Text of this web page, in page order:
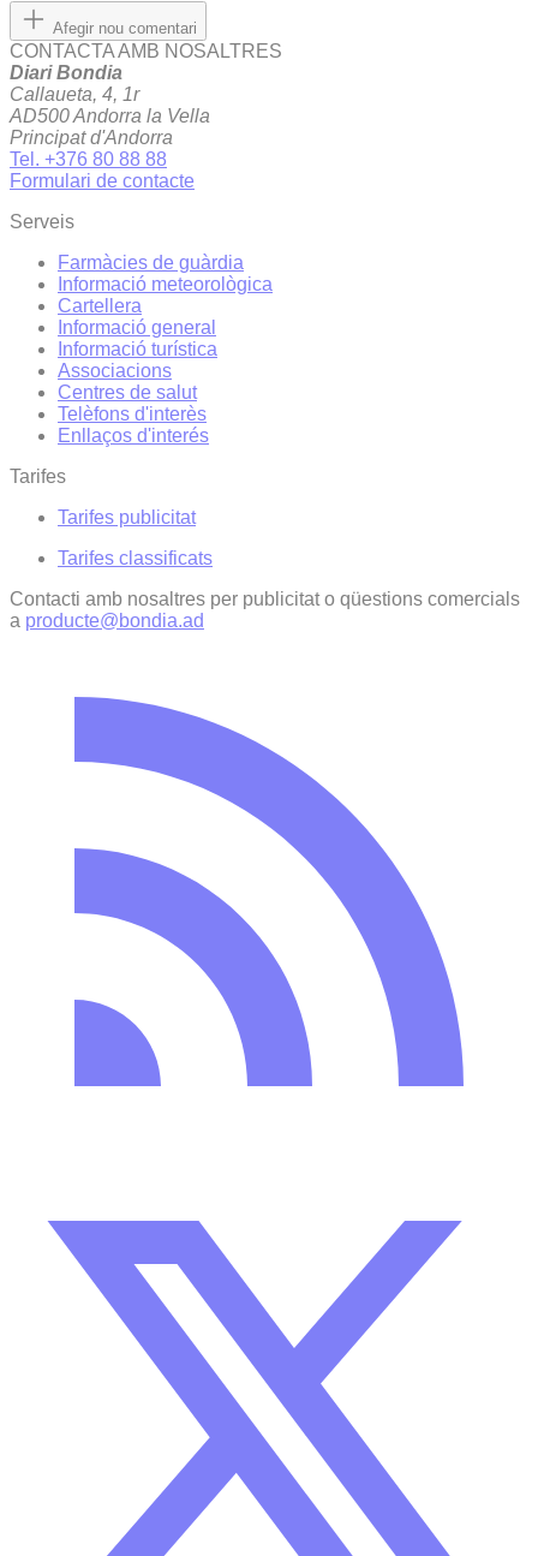
Afegir nou comentari
CONTACTA AMB NOSALTRES
Diari Bondia
Callaueta, 4, 1r
AD500 Andorra la Vella
Principat d'Andorra
Tel. +376 80 88 88
Formulari de contacte
Serveis
Farmàcies de guàrdia
Informació meteorològica
Cartellera
Informació general
Informació turística
Associacions
Centres de salut
Telèfons d'interès
Enllaços d'interés
Tarifes
Tarifes publicitat
Tarifes classificats
Contacti amb nosaltres per publicitat o qüestions comercials
a producte@bondia.ad